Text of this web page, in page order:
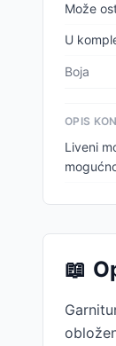
Može
U
Boja
OPIS
Liveni
📖